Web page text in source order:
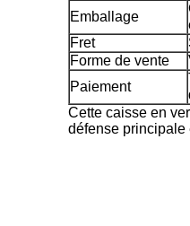
Emballage
Fret
Forme de vente
Paiement
Cette caisse en
défense principale